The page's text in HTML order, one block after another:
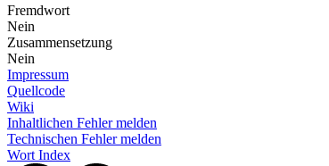
Fremdwort
Nein
Zusammensetzung
Nein
Impressum
Quellcode
Wiki
Inhaltlichen Fehler melden
Technischen Fehler melden
Wort Index